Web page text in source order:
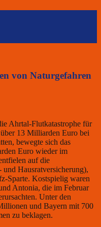
von Naturgefahren
Ahrtal-Flutkatastrophe für
13 Milliarden Euro bei
bewegte sich das
Euro wieder im
auf die
und Hausratversicherung),
Sparte. Kostspielig waren
Antonia, die im Februar
Unter den
und Bayern mit 700
zu beklagen.